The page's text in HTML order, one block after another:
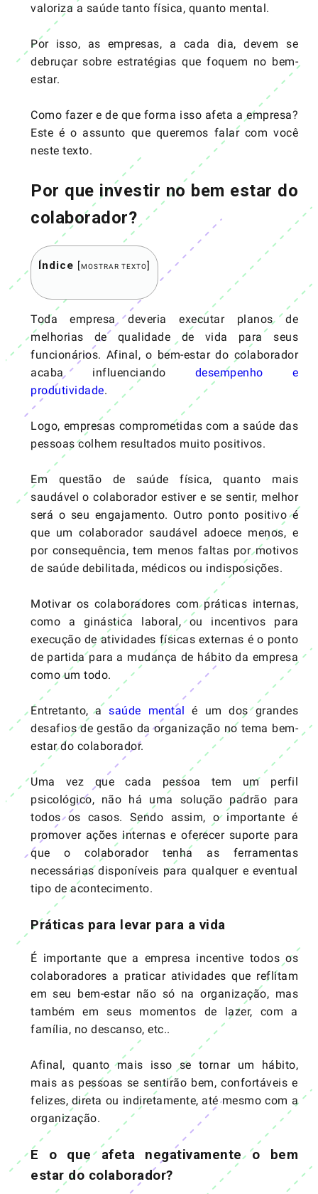
valoriza a saúde tanto física, quanto mental.
Por isso, as empresas, a cada dia, devem se
debruçar sobre estratégias que foquem no bem-
estar.
Como fazer e de que forma isso afeta a empresa?
Este é o assunto que queremos falar com você
neste texto.
Por que investir no bem estar do
colaborador?
Índice [MOSTRAR TEXTO]
Toda empresa deveria executar planos de
melhorias de qualidade de vida para seus
funcionários. Afinal, o bem-estar do colaborador
acaba influenciando desempenho e
produtividade.
Logo, empresas comprometidas com a saúde das
pessoas colhem resultados muito positivos.
Em questão de saúde física, quanto mais
saudável o colaborador estiver e se sentir, melhor
será o seu engajamento. Outro ponto positivo é
que um colaborador saudável adoece menos, e
por consequência, tem menos faltas por motivos
de saúde debilitada, médicos ou indisposições.
Motivar os colaboradores com práticas internas,
como a ginástica laboral, ou incentivos para
execução de atividades físicas externas é o ponto
de partida para a mudança de hábito da empresa
como um todo.
Entretanto, a saúde mental é um dos grandes
desafios de gestão da organização no tema bem-
estar do colaborador.
Uma vez que cada pessoa tem um perfil
psicológico, não há uma solução padrão para
todos os casos. Sendo assim, o importante é
promover ações internas e oferecer suporte para
que o colaborador tenha as ferramentas
necessárias disponíveis para qualquer e eventual
tipo de acontecimento.
Práticas para levar para a vida
É importante que a empresa incentive todos os
colaboradores a praticar atividades que reflitam
em seu bem-estar não só na organização, mas
também em seus momentos de lazer, com a
família, no descanso, etc..
Afinal, quanto mais isso se tornar um hábito,
mais as pessoas se sentirão bem, confortáveis e
felizes, direta ou indiretamente, até mesmo com a
organização.
E o que afeta negativamente o bem
estar do colaborador?